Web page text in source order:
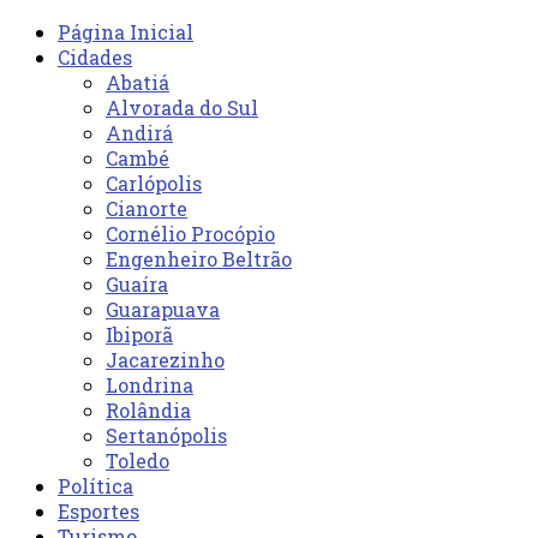
Página Inicial
Cidades
Abatiá
Alvorada do Sul
Andirá
Cambé
Carlópolis
Cianorte
Cornélio Procópio
Engenheiro Beltrão
Guaíra
Guarapuava
Ibiporã
Jacarezinho
Londrina
Rolândia
Sertanópolis
Toledo
Política
Esportes